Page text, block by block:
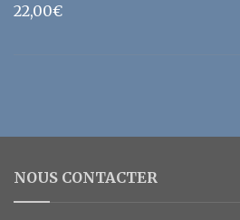
22,00€
NOUS CONTACTER